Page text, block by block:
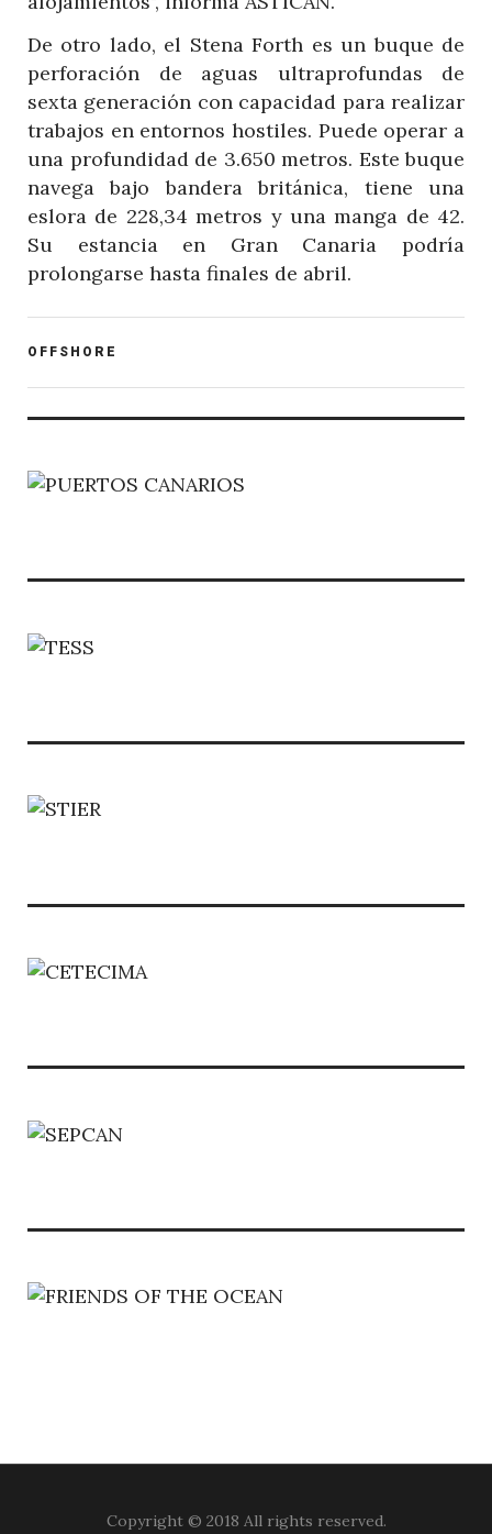
De otro lado, el Stena Forth es un buque de
perforación de aguas ultraprofundas de
sexta generación con capacidad para realizar
trabajos en entornos hostiles. Puede operar a
una profundidad de 3.650 metros. Este buque
navega bajo bandera británica, tiene una
eslora de 228,34 metros y una manga de 42.
Su estancia en Gran Canaria podría
prolongarse hasta finales de abril.
POST
OFFSHORE
Copyright © 2018 All rights reserved.